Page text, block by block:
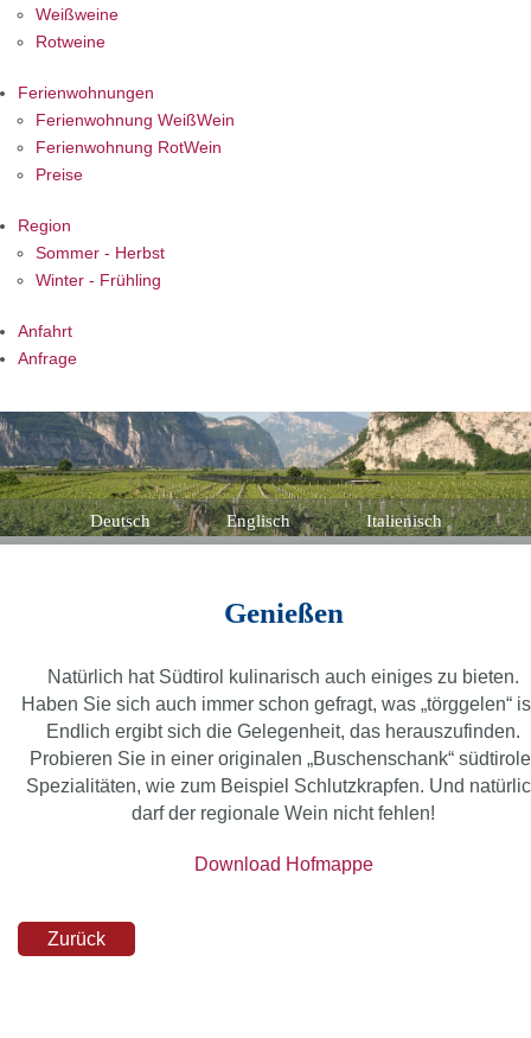
Weißweine
Rotweine
Ferienwohnungen
Ferienwohnung WeißWein
Ferienwohnung RotWein
Preise
Region
Sommer - Herbst
Winter - Frühling
Anfahrt
Anfrage
Deutsch Englisch Italienisch
Genießen
Natürlich hat Südtirol kulinarisch auch einiges zu bieten.
Haben Sie sich auch immer schon gefragt, was „törggelen“
Endlich ergibt sich die Gelegenheit, das herauszufinden.
Probieren Sie in einer originalen „Buschenschank“
Spezialitäten, wie zum Beispiel Schlutzkrapfen. Und
darf der regionale Wein nicht fehlen!
Download Hofmappe
Zurück